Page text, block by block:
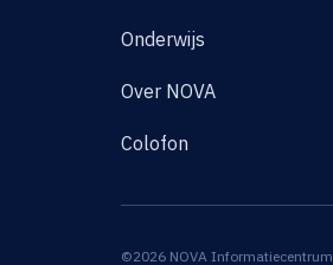
Onderwijs
Over NOVA
Colofon
©2026 NOVA Informatiecentrum